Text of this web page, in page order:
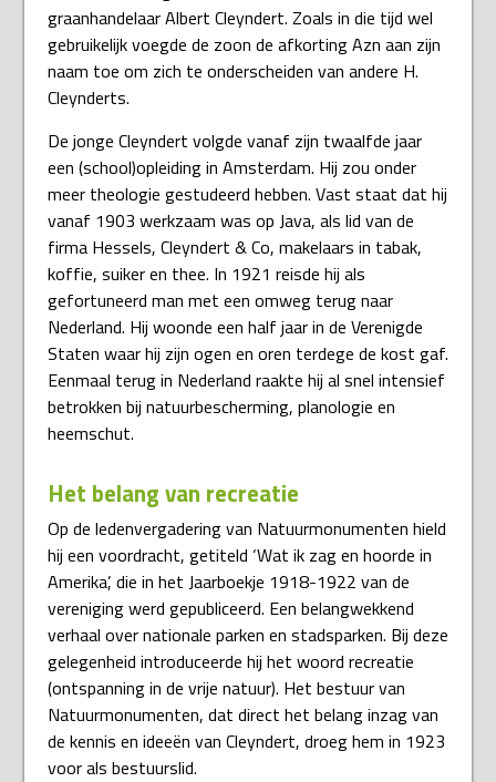
graanhandelaar Albert Cleyndert. Zoals in die tijd wel
gebruikelijk voegde de zoon de afkorting Azn aan zijn
naam toe om zich te onderscheiden van andere H.
Cleynderts.
De jonge Cleyndert volgde vanaf zijn twaalfde jaar
een (school)opleiding in Amsterdam. Hij zou onder
meer theologie gestudeerd hebben. Vast staat dat hij
vanaf 1903 werkzaam was op Java, als lid van de
firma Hessels, Cleyndert & Co, makelaars in tabak,
koffie, suiker en thee. In 1921 reisde hij als
gefortuneerd man met een omweg terug naar
Nederland. Hij woonde een half jaar in de Verenigde
Staten waar hij zijn ogen en oren terdege de kost gaf.
Eenmaal terug in Nederland raakte hij al snel intensief
betrokken bij natuurbescherming, planologie en
heemschut.
Het belang van recreatie
Op de ledenvergadering van Natuurmonumenten hield
hij een voordracht, getiteld ‘Wat ik zag en hoorde in
Amerika’, die in het Jaarboekje 1918-1922 van de
vereniging werd gepubliceerd. Een belangwekkend
verhaal over nationale parken en stadsparken. Bij deze
gelegenheid introduceerde hij het woord recreatie
(ontspanning in de vrije natuur). Het bestuur van
Natuurmonumenten, dat direct het belang inzag van
de kennis en ideeën van Cleyndert, droeg hem in 1923
voor als bestuurslid.